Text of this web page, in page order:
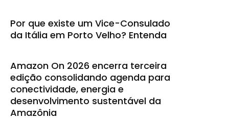
Por que existe um Vice-Consulado
da Itália em Porto Velho? Entenda
Amazon On 2026 encerra terceira
edição consolidando agenda para
conectividade, energia e
desenvolvimento sustentável da
Amazônia